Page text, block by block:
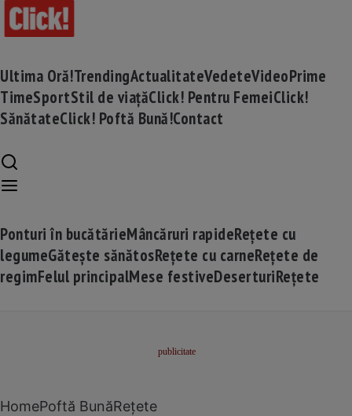
Ultima Oră!TrendingActualitateVedeteVideoPrime
TimeSportStil de viațăClick! Pentru FemeiClick!
SănătateClick! Poftă Bună!Contact
Ponturi în bucătărieMâncăruri rapideRețete cu
legumeGătește sănătosRețete cu carneRețete de
regimFelul principalMese festiveDeserturiRețete
HomePoftă BunăRețete